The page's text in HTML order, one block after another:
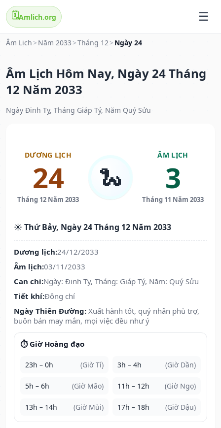
🗓️Amlich.org
Âm Lịch > Năm 2033 >Tháng 12> Ngày 24
Âm Lịch Hôm Nay, Ngày 24 Tháng
12 Năm 2033
Ngày Đinh Tỵ, Tháng Giáp Tý, Năm Quý Sửu
DƯƠNG LỊCH
24
Tháng 12 Năm 2033
🐍
ÂM LỊCH
3
Tháng 11 Năm 2033
☀️ Thứ Bảy, Ngày 24 Tháng 12 Năm 2033
Dương lịch:24/12/2033
Âm lịch:03/11/2033
Can chi:Ngày: Đinh Tỵ, Tháng: Giáp Tý, Năm: Quý Sửu
Tiết khí:Đông chí
Ngày Thiên Đường: Xuất hành tốt, quý nhân phù trợ,
buôn bán may mắn, mọi việc đều như ý
⏱️ Giờ Hoàng đạo
23h – 0h (Giờ Tí) 3h – 4h (Giờ Dần)
5h – 6h (Giờ Mão) 11h – 12h (Giờ Ngọ)
13h – 14h (Giờ Mùi) 17h – 18h (Giờ Dậu)